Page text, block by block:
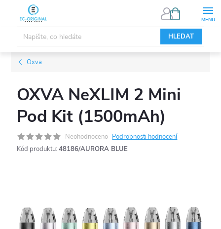
obsah
HLEDAT
NÁKUPNÍ
Oxva
OXVA NeXLIM 2 Mini
Pod Kit (1500mAh)
Neohodnoceno Podrobnosti hodnocení
Kód produktu: 48186/AURORA BLUE